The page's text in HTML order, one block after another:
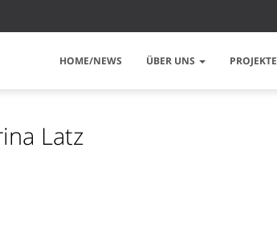
HOME/NEWS ÜBER UNS PROJEKTE
Latz